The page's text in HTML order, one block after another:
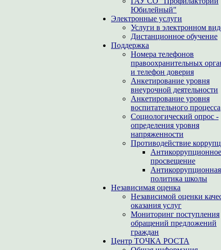
Юбилейный"
Электронные услуги
Услуги в электронном
Дистанционное обучение
Поддержка
Номера телефонов
правоохранительных
и телефон доверия
Анкетирование уровня
внеурочной деятельности
Анкетирование уровня
воспитательного процесса
Социологический опрос -
определения уровня
напряженности
Противодействие
Антикоррупционное
просвещение
Антикоррупционная
политика школы
Независимая оценка
Независимой оценки
оказания услуг
Мониторинг поступления
обращений предложений
граждан
Центр ТОЧКА РОСТА